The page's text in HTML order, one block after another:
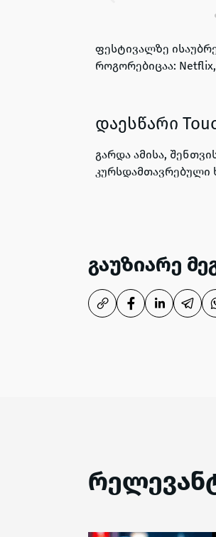
ფესტივალზე
როგორებიცაა:
დაესწარი
გარდა ამისა,
კურსდამთავრებული
გაუზიარე